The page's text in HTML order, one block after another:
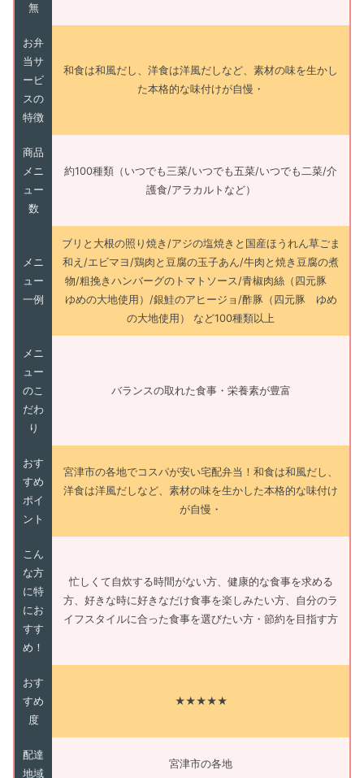
無
お弁
当サ
ービ
スの
特徴
和食は和風だし、洋食は洋風だしなど、素材の味を生かし
た本格的な味付けが自慢・
商品
メニ
ュー
数
約100種類（いつでも三菜/いつでも五菜/いつでも二菜/介
護食/アラカルトなど）
メニ
ュー
一例
ブリと大根の照り焼き/アジの塩焼きと国産ほうれん草ごま
和え/エビマヨ/鶏肉と豆腐の玉子あん/牛肉と焼き豆腐の煮
物/粗挽きハンバーグのトマトソース/青椒肉絲（四元豚
ゆめの大地使用）/銀鮭のアヒージョ/酢豚（四元豚 ゆめ
の大地使用） など100種類以上
メニ
ュー
のこ
だわ
り
バランスの取れた食事・栄養素が豊富
おす
すめ
ポイ
ント
宮津市の各地でコスパが安い宅配弁当！和食は和風だし、
洋食は洋風だしなど、素材の味を生かした本格的な味付け
が自慢・
こん
な方
に特
にお
すす
め！
忙しくて自炊する時間がない方、健康的な食事を求める
方、好きな時に好きなだけ食事を楽しみたい方、自分のラ
イフスタイルに合った食事を選びたい方・節約を目指す方
おす
すめ
度
★★★★★
配達
地域
宮津市の各地